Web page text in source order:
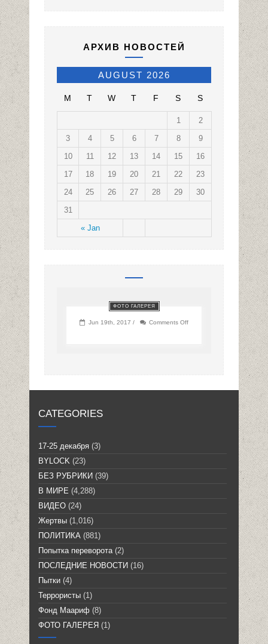
АРХИВ НОВОСТЕЙ
AUGUST 2026
M T W T F S S
« Jan
1
2
3
4 5 6 7 8
9
10
11 12 13 14 15
16
17
18 19 20 21 22
23
24
25 26 27 28 29
30
31
ФОТО ГАЛЕРЕЯ
Jun 19th, 2017 / Comments Off
CATEGORIES
17-25 декабря (3)
BYLOCK (23)
БЕЗ РУБРИКИ (39)
В МИРЕ (4,288)
ВИДЕО (24)
Жертвы (1,016)
ПОЛИТИКА (881)
Попытка переворота(2)
ПОСЛЕДНИЕ НОВОСТИ (16)
Пытки (4)
Террористы (1)
Фонд Маариф (8)
ФОТО ГАЛЕРЕЯ (1)